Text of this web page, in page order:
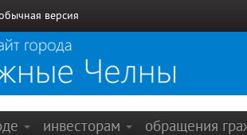
версия
инвесторам обращения